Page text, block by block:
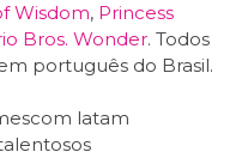
Wisdom, Princess
Bros. Wonder. Todos
português do Brasil.
latam